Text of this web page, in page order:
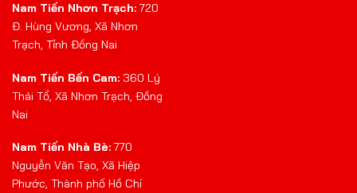
Nam Tiến Nhơn Trạch: 720
Đ. Hùng Vương, Xã Nhơn
Trạch, Tỉnh Đồng Nai
Nam Tiến Bến Cam: 360 Lý
Thái Tổ, Xã Nhơn Trạch, Đồng
Nai
Nam Tiến Nhà Bè: 770
Nguyễn Văn Tạo, Xã Hiệp
Phước, Thành phố Hồ Chí